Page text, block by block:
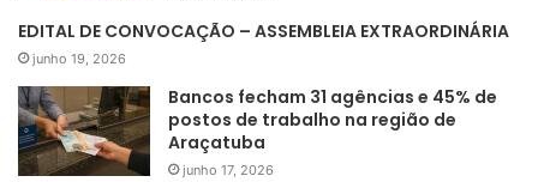
EDITAL DE CONVOCAÇÃO – ASSEMBLEIA EXTRAORDINÁRIA
junho 19, 2026
Bancos fecham 31 agências e 45% de
postos de trabalho na região de
Araçatuba
junho 17, 2026